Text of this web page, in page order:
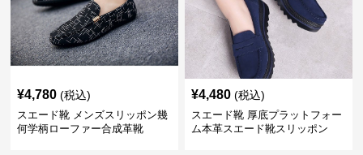
¥4,780 (税込)
スエード靴 メンズスリッポン幾
何学柄ローファー合成革靴
¥4,480 (税込)
スエード靴 厚底プラットフォー
ム本革スエード靴スリッポン